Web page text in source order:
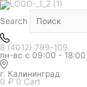
Search
8 (4012) 799-109
пн-вс с 09:00 - 18:00
г. Калининград
0 ₽ 0 Cart
Количество
товара
Сплит-
система
Kentatsu
KSTU440HFAN1/
(канальный)